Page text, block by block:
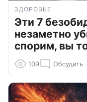
ЗДОРОВЬЕ
Эти 7
незаметно
спорим, вы
109 Обсудить